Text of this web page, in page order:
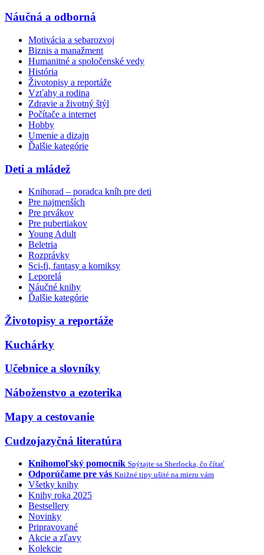
Náučná a odborná
Motivácia a sebarozvoj
Biznis a manažment
Humanitné a spoločenské vedy
História
Životopisy a reportáže
Vzťahy a rodina
Zdravie a životný štýl
Počítače a internet
Hobby
Umenie a dizajn
Ďalšie kategórie
Deti a mládež
Knihorad – poradca kníh pre deti
Pre najmenších
Pre prvákov
Pre pubertiakov
Young Adult
Beletria
Rozprávky
Sci-fi, fantasy a komiksy
Leporelá
Náučné knihy
Ďalšie kategórie
Životopisy a reportáže
Kuchárky
Učebnice a slovníky
Náboženstvo a ezoterika
Mapy a cestovanie
Cudzojazyčná literatúra
Knihomoľský pomocník Spýtajte sa Sherlocka, čo čítať
Odporúčame pre vás Knižné tipy ušité na mieru vám
Všetky knihy
Knihy roka 2025
Bestsellery
Novinky
Pripravované
Akcie a zľavy
Kolekcie